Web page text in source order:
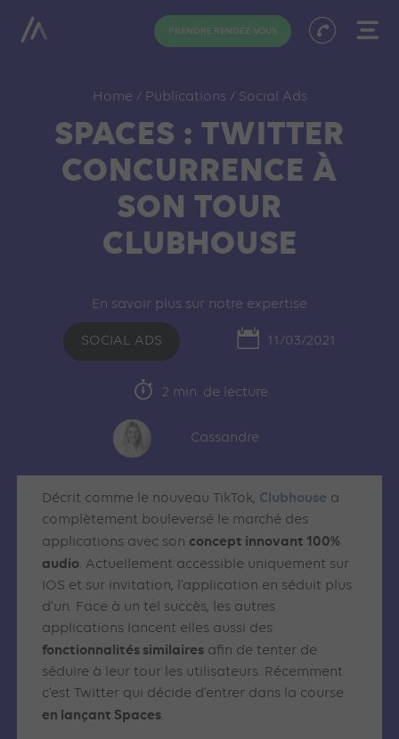
PRENDRE RENDEZ-VOUS
Home / Publications / Social Ads
SPACES : TWITTER
CONCURRENCE À
SON TOUR
CLUBHOUSE
En savoir plus sur notre expertise
SOCIAL ADS 11/03/2021
2 min. de lecture
Cassandre
Décrit comme le nouveau TikTok, Clubhouse a
complètement bouleversé le marché des
applications avec son concept innovant 100%
audio. Actuellement accessible uniquement sur
IOS et sur invitation, l’application en séduit plus
d’un. Face à un tel succès, les autres
applications lancent elles aussi des
fonctionnalités similaires afin de tenter de
séduire à leur tour les utilisateurs. Récemment
c’est Twitter qui décide d’entrer dans la course
en lançant Spaces.